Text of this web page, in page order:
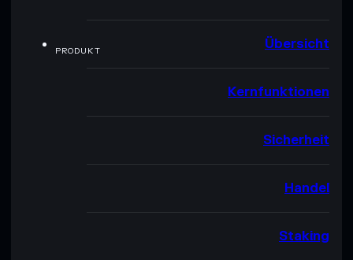
PRODUKT Übersicht
Kernfunktionen
Sicherheit
Handel
Staking